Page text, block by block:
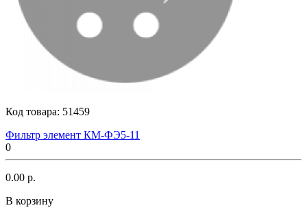
Код товара: 51459
Фильтр элемент КМ-ФЭ5-11
0
0.00 р.
В корзину